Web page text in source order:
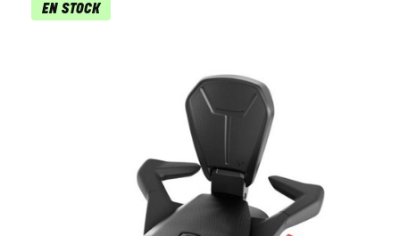
EN STOCK